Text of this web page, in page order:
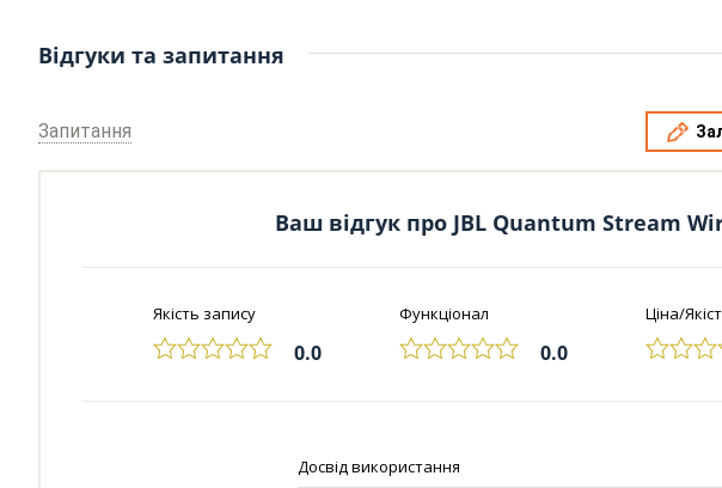
Відгуки та запитання
Запитання
Ваш відгук про JBL Quantum Stream
Якість запису
0.0
Функціонал
0.0
Ціна/
Досвід використання